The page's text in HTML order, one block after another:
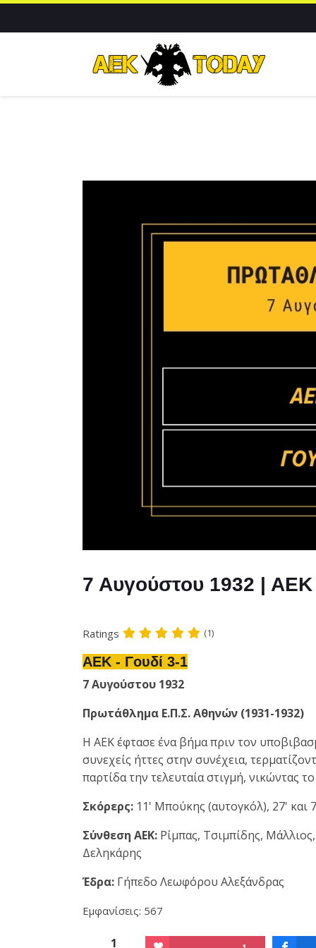
7 Αυγούστου 1932 | ΑΕΚ
Ratings (1)
ΑΕΚ - Γουδί 3-1
7 Αυγούστου 1932
Πρωτάθλημα Ε.Π.Σ. Αθηνών (1931-1932)
Η ΑΕΚ έφτασε ένα βήμα πριν τον
συνεχείς ήττες στην συνέχεια,
παρτίδα την τελευταία στιγμή, νικώντας
Σκόρερς: 11' Μπούκης (αυτογκόλ), 27' και
Σύνθεση ΑΕΚ: Ρίμπας, Τσιμπίδης,
Δεληκάρης
Έδρα: Γήπεδο Λεωφόρου Αλεξάνδρας
Εμφανίσεις: 567
1